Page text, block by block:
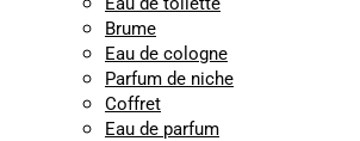
Brume
Eau de cologne
Parfum de niche
Coffret
Eau de parfum